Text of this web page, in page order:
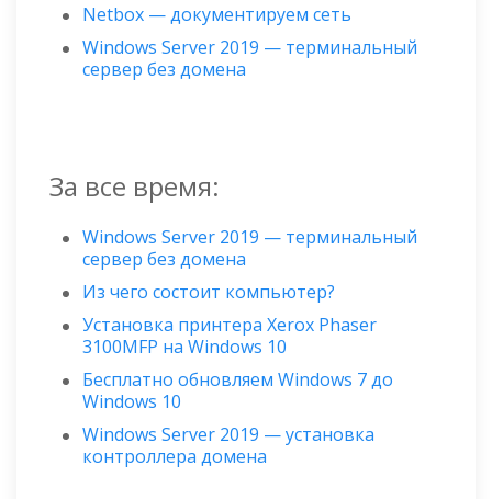
Netbox — документируем сеть
Windows Server 2019 — терминальный
сервер без домена
За все время:
Windows Server 2019 — терминальный
сервер без домена
Из чего состоит компьютер?
Установка принтера Xerox Phaser
3100MFP на Windows 10
Бесплатно обновляем Windows 7 до
Windows 10
Windows Server 2019 — установка
контроллера домена